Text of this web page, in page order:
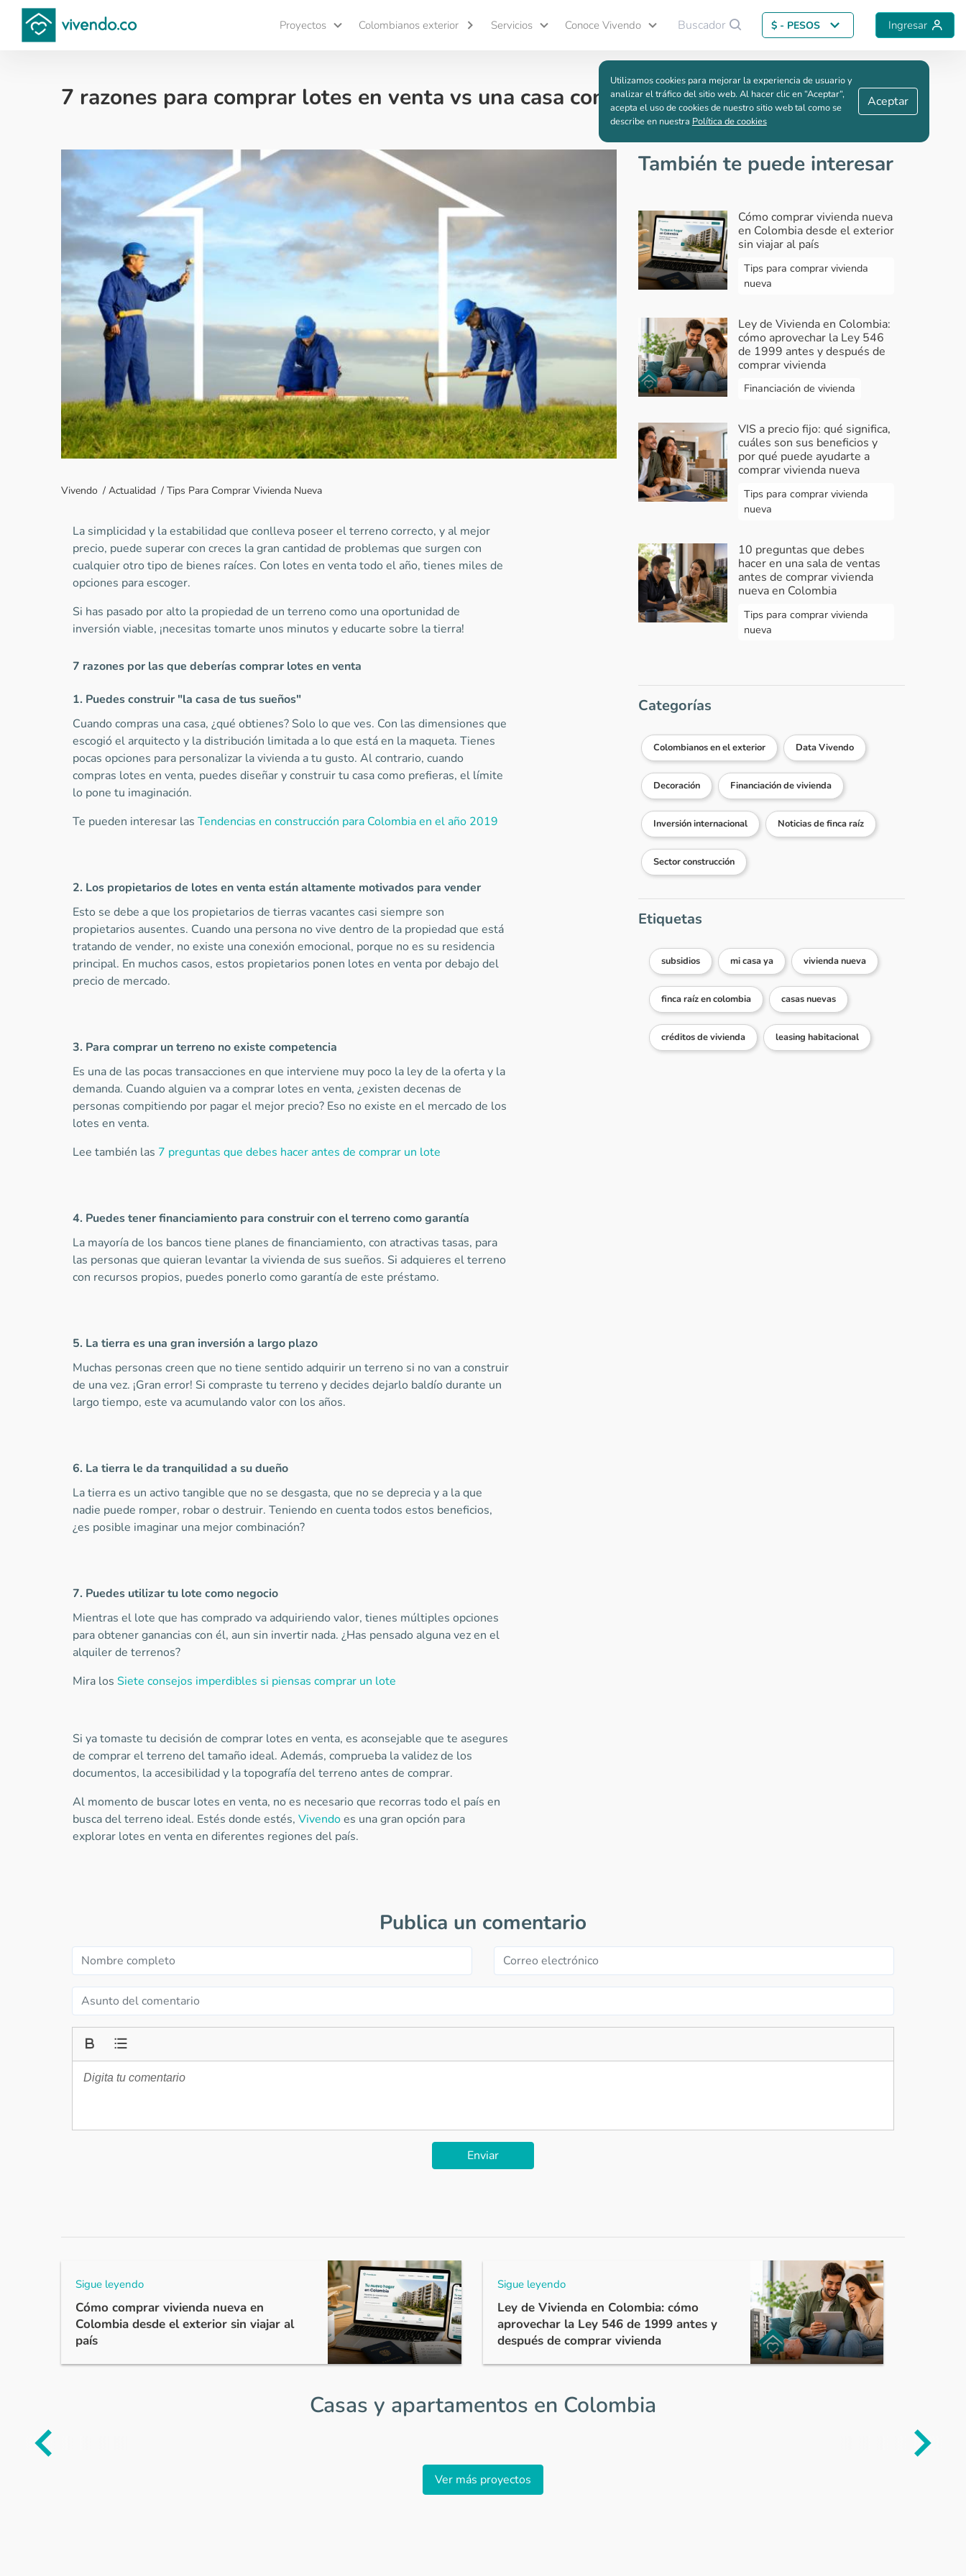
Proyectos Colombianos exterior Servicios Conoce Vivendo Buscador $ - PESOS Ingresar
7 razones para comprar lotes en venta vs una casa construida
Tips para comprar vivienda nueva - 2019-10-22
Vivendo / Actualidad / Tips Para Comprar Vivienda Nueva
La simplicidad y la estabilidad que conlleva poseer el terreno correcto, y al mejor
precio, puede superar con creces la gran cantidad de problemas que surgen con
cualquier otro tipo de bienes raíces. Con lotes en venta todo el año, tienes miles de
opciones para escoger.
Si has pasado por alto la propiedad de un terreno como una oportunidad de
inversión viable, ¡necesitas tomarte unos minutos y educarte sobre la tierra!
7 razones por las que deberías comprar lotes en venta
1. Puedes construir "la casa de tus sueños"
Cuando compras una casa, ¿qué obtienes? Solo lo que ves. Con las dimensiones que
escogió el arquitecto y la distribución limitada a lo que está en la maqueta. Tienes
pocas opciones para personalizar la vivienda a tu gusto. Al contrario, cuando
compras lotes en venta, puedes diseñar y construir tu casa como prefieras, el límite
lo pone tu imaginación.
Te pueden interesar las Tendencias en construcción para Colombia en el año 2019
2. Los propietarios de lotes en venta están altamente motivados para vender
Esto se debe a que los propietarios de tierras vacantes casi siempre son
propietarios ausentes. Cuando una persona no vive dentro de la propiedad que está
tratando de vender, no existe una conexión emocional, porque no es su residencia
principal. En muchos casos, estos propietarios ponen lotes en venta por debajo del
precio de mercado.
3. Para comprar un terreno no existe competencia
Es una de las pocas transacciones en que interviene muy poco la ley de la oferta y la
demanda. Cuando alguien va a comprar lotes en venta, ¿existen decenas de
personas compitiendo por pagar el mejor precio? Eso no existe en el mercado de los
lotes en venta.
Lee también las 7 preguntas que debes hacer antes de comprar un lote
4. Puedes tener financiamiento para construir con el terreno como garantía
La mayoría de los bancos tiene planes de financiamiento, con atractivas tasas, para
las personas que quieran levantar la vivienda de sus sueños. Si adquieres el terreno
con recursos propios, puedes ponerlo como garantía de este préstamo.
5. La tierra es una gran inversión a largo plazo
Muchas personas creen que no tiene sentido adquirir un terreno si no van a construir
de una vez. ¡Gran error! Si compraste tu terreno y decides dejarlo baldío durante un
largo tiempo, este va acumulando valor con los años.
6. La tierra le da tranquilidad a su dueño
La tierra es un activo tangible que no se desgasta, que no se deprecia y a la que
nadie puede romper, robar o destruir. Teniendo en cuenta todos estos beneficios,
¿es posible imaginar una mejor combinación?
7. Puedes utilizar tu lote como negocio
Mientras el lote que has comprado va adquiriendo valor, tienes múltiples opciones
para obtener ganancias con él, aun sin invertir nada. ¿Has pensado alguna vez en el
alquiler de terrenos?
Mira los Siete consejos imperdibles si piensas comprar un lote
Si ya tomaste tu decisión de comprar lotes en venta, es aconsejable que te asegures
de comprar el terreno del tamaño ideal. Además, comprueba la validez de los
documentos, la accesibilidad y la topografía del terreno antes de comprar.
Al momento de buscar lotes en venta, no es necesario que recorras todo el país en
busca del terreno ideal. Estés donde estés, Vivendoes una gran opción para
explorar lotes en venta en diferentes regiones del país.
También te puede interesar
Cómo comprar vivienda nueva
en Colombia desde el exterior
sin viajar al país
Tips para comprar vivienda
nueva
Ley de Vivienda en Colombia:
cómo aprovechar la Ley 546
de 1999 antes y después de
comprar vivienda
Financiación de vivienda
VIS a precio fijo: qué significa,
cuáles son sus beneficios y
por qué puede ayudarte a
comprar vivienda nueva
Tips para comprar vivienda
nueva
10 preguntas que debes
hacer en una sala de ventas
antes de comprar vivienda
nueva en Colombia
Tips para comprar vivienda
nueva
Categorías
Colombianos en el exterior Data Vivendo
Decoración Financiación de vivienda
Inversión internacional Noticias de finca raíz
Sector construcción
Etiquetas
subsidios mi casa ya vivienda nueva
finca raíz en colombia casas nuevas
créditos de vivienda leasing habitacional
Publica un comentario
Enviar
Sigue leyendo
Cómo comprar vivienda nueva en
Colombia desde el exterior sin viajar al
país
Sigue leyendo
Ley de Vivienda en Colombia: cómo
aprovechar la Ley 546 de 1999 antes y
después de comprar vivienda
Casas y apartamentos en Colombia
Item
Ver más proyectos
Utilizamos cookies para mejorar la experiencia de usuario y
analizar el tráfico del sitio web. Al hacer clic en “Aceptar“,
acepta el uso de cookies de nuestro sitio web tal como se
describe en nuestra Política de cookies
Aceptar
Compara proyectos Guardar comparación